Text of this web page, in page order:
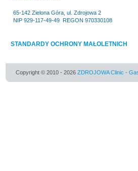
65-142 Zielona Góra, ul. Zdrojowa 2
NIP 929-117-49-49 REGON 970330108
STANDARDY OCHRONY MAŁOLETNICH
Copyright © 2010 - 2026 ZDROJOWA Clinic -